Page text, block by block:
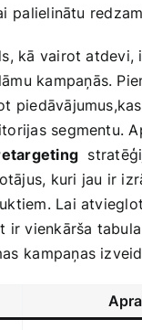
⁢palielinātu
kā vairot atdevi,
kampaņās.
segmentu.
kuri jau ir
Lai
ir vienkārša
kampaņas